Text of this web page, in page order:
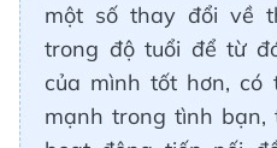
một số thay đổi về
trong độ tuổi để từ
của mình tốt hơn, có
mạnh trong tình bạn,